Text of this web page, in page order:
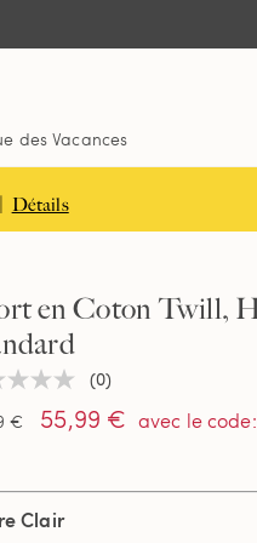
des Vacances
Détails
en Coton Twill,
(0)
€
55,99 € avec le code:
Clair